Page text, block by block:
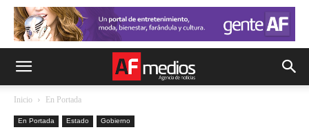
Inicio En Portada
En Portada Estado Gobierno